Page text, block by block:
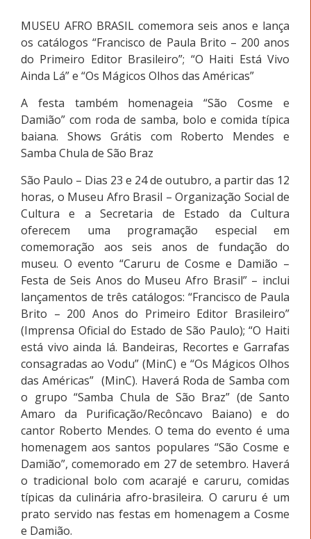
MUSEU AFRO BRASIL comemora seis anos e lança
os catálogos “Francisco de Paula Brito – 200 anos
do Primeiro Editor Brasileiro”; “O Haiti Está Vivo
Ainda Lá” e “Os Mágicos Olhos das Américas”
A festa também homenageia “São Cosme e
Damião” com roda de samba, bolo e comida típica
baiana. Shows Grátis com Roberto Mendes e
Samba Chula de São Braz
São Paulo – Dias 23 e 24 de outubro, a partir das 12
horas, o Museu Afro Brasil – Organização Social de
Cultura e a Secretaria de Estado da Cultura
oferecem uma programação especial em
comemoração aos seis anos de fundação do
museu. O evento “Caruru de Cosme e Damião –
Festa de Seis Anos do Museu Afro Brasil” – inclui
lançamentos de três catálogos: “Francisco de Paula
Brito – 200 Anos do Primeiro Editor Brasileiro”
(Imprensa Oficial do Estado de São Paulo); “O Haiti
está vivo ainda lá. Bandeiras, Recortes e Garrafas
consagradas ao Vodu” (MinC) e “Os Mágicos Olhos
das Américas” (MinC). Haverá Roda de Samba com
o grupo “Samba Chula de São Braz” (de Santo
Amaro da Purificação/Recôncavo Baiano) e do
cantor Roberto Mendes. O tema do evento é uma
homenagem aos santos populares “São Cosme e
Damião”, comemorado em 27 de setembro. Haverá
o tradicional bolo com acarajé e caruru, comidas
típicas da culinária afro-brasileira. O caruru é um
prato servido nas festas em homenagem a Cosme
e Damião.